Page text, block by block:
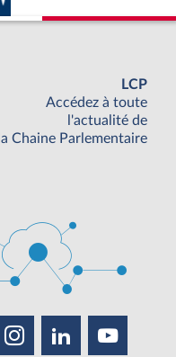
LCP
Accédez à toute
l'actualité de
la Chaine Parlementaire